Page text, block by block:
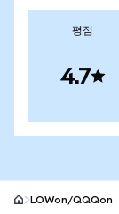
평점
4.7
LOWon/QQQon